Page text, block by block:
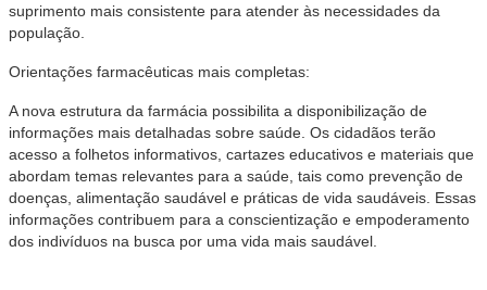
suprimento mais consistente para atender às necessidades da
população.
Orientações farmacêuticas mais completas:
A nova estrutura da farmácia possibilita a disponibilização de
informações mais detalhadas sobre saúde. Os cidadãos terão
acesso a folhetos informativos, cartazes educativos e materiais que
abordam temas relevantes para a saúde, tais como prevenção de
doenças, alimentação saudável e práticas de vida saudáveis. Essas
informações contribuem para a conscientização e empoderamento
dos indivíduos na busca por uma vida mais saudável.